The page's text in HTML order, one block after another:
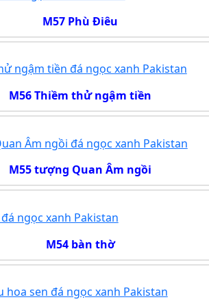
M57 Phù Điêu
M56 Thiềm thử ngậm tiền
M55 tượng Quan Âm ngồi
M54 bàn thờ